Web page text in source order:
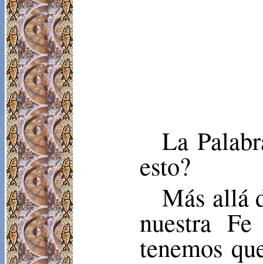
La
esto?
Más allá
nuestra
tenemos